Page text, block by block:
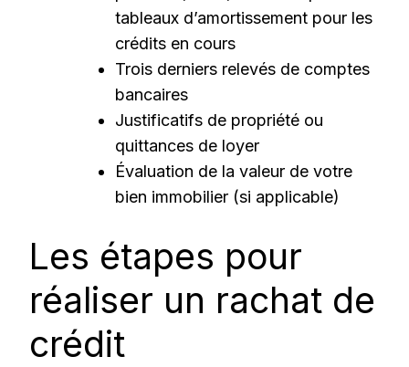
tableaux d’amortissement pour les
crédits en cours
Trois derniers relevés de comptes
bancaires
Justificatifs de propriété ou
quittances de loyer
Évaluation de la valeur de votre
bien immobilier (si applicable)
Les étapes pour
réaliser un rachat de
crédit